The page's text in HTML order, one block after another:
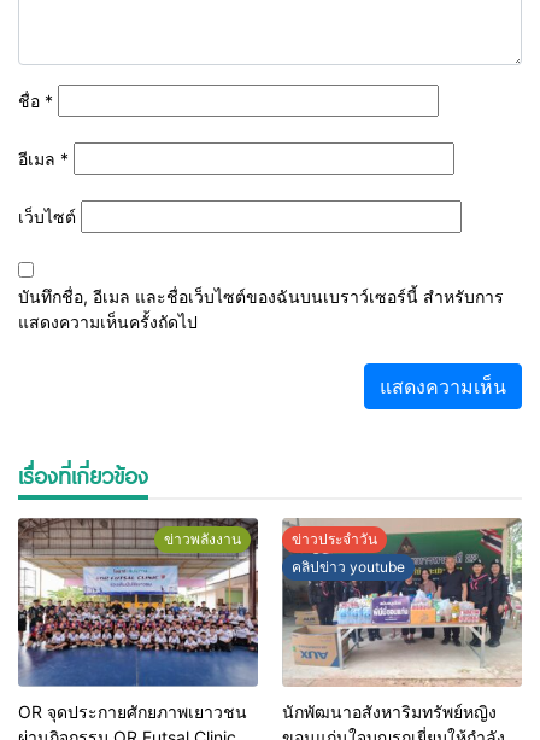
ชื่อ *
อีเมล *
เว็บไซต์
บันทึกชื่อ, อีเมล และชื่อเว็บไซต์ของฉันบนเบราว์เซอร์นี้ สำหรับการ
แสดงความเห็นครั้งถัดไป
เรื่องที่เกี่ยวข้อง
ข่าวพลังงาน
OR จุดประกายศักยภาพเยาวชน
ข่าวประจำวัน
คลิปข่าว youtube
นักพัฒนาอสังหาริมทรัพย์หญิง